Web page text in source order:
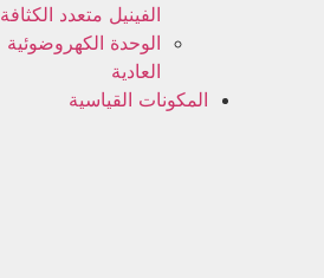
الفينيل متعدد الكثافة
الوحدة الكهروضوئية
العادية
المكونات القياسية